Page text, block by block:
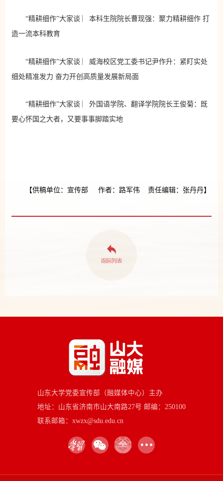
“精耕细作”大家谈 ︳本科生院院长曹现强：聚力精耕细作 打
造一流本科教育
“精耕细作”大家谈 ︳威海校区党工委书记尹作升：紧盯实处
细处精准发力 奋力开创高质量发展新局面
“精耕细作”大家谈 ︳外国语学院、翻译学院院长王俊菊：既
要心怀国之大者，又要事事脚踏实地
【供稿单位：宣传部 作者：路军伟 责任编辑：张丹丹】
山东大学党委宣传部（融媒体中心）主办
地址：山东省济南市山大南路27号 邮编：250100
联系邮箱：xwzx@sdu.edu.cn